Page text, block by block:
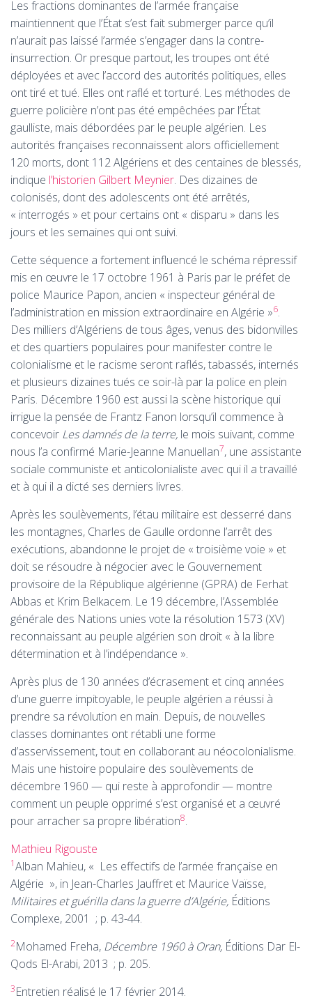
Les fractions dominantes de l’armée française
maintiennent que l’État s’est fait submerger parce qu’il
n’aurait pas laissé l’armée s’engager dans la contre-
insurrection. Or presque partout, les troupes ont été
déployées et avec l’accord des autorités politiques, elles
ont tiré et tué. Elles ont raflé et torturé. Les méthodes de
guerre policière n’ont pas été empêchées par l’État
gaulliste, mais débordées par le peuple algérien. Les
autorités françaises reconnaissent alors officiellement
120 morts, dont 112 Algériens et des centaines de blessés,
indique l’historien Gilbert Meynier. Des dizaines de
colonisés, dont des adolescents ont été arrêtés,
« interrogés » et pour certains ont « disparu » dans les
jours et les semaines qui ont suivi.
Cette séquence a fortement influencé le schéma répressif
mis en œuvre le 17 octobre 1961 à Paris par le préfet de
police Maurice Papon, ancien « inspecteur général de
l’administration en mission extraordinaire en Algérie »6.
Des milliers d’Algériens de tous âges, venus des bidonvilles
et des quartiers populaires pour manifester contre le
colonialisme et le racisme seront raflés, tabassés, internés
et plusieurs dizaines tués ce soir-là par la police en plein
Paris. Décembre 1960 est aussi la scène historique qui
irrigue la pensée de Frantz Fanon lorsqu’il commence à
concevoir Les damnés de la terre, le mois suivant, comme
nous l’a confirmé Marie-Jeanne Manuellan7, une assistante
sociale communiste et anticolonialiste avec qui il a travaillé
et à qui il a dicté ses derniers livres.
Après les soulèvements, l’étau militaire est desserré dans
les montagnes, Charles de Gaulle ordonne l’arrêt des
exécutions, abandonne le projet de « troisième voie » et
doit se résoudre à négocier avec le Gouvernement
provisoire de la République algérienne (GPRA) de Ferhat
Abbas et Krim Belkacem. Le 19 décembre, l’Assemblée
générale des Nations unies vote la résolution 1573 (XV)
reconnaissant au peuple algérien son droit « à la libre
détermination et à l’indépendance ».
Après plus de 130 années d’écrasement et cinq années
d’une guerre impitoyable, le peuple algérien a réussi à
prendre sa révolution en main. Depuis, de nouvelles
classes dominantes ont rétabli une forme
d’asservissement, tout en collaborant au néocolonialisme.
Mais une histoire populaire des soulèvements de
décembre 1960 — qui reste à approfondir — montre
comment un peuple opprimé s’est organisé et a œuvré
pour arracher sa propre libération8.
Mathieu Rigouste
1Alban Mahieu, « Les effectifs de l’armée française en
Algérie », in Jean-Charles Jauffret et Maurice Vaïsse,
Militaires et guérilla dans la guerre d’Algérie, Éditions
Complexe, 2001 ; p. 43-44.
2Mohamed Freha, Décembre 1960 à Oran, Éditions Dar El-
Qods El-Arabi, 2013 ; p. 205.
3Entretien réalisé le 17 février 2014.